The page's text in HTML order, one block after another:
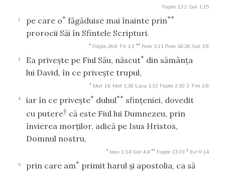
Fapte 13:2 Gal 1:15
2 pe care o* făgăduise mai înainte prin**
prorocii Săi în Sfintele Scripturi.
* Fapte 26:6 Tit 1:2 ** Rom 3:21 Rom 16:26 Gal 3:8
3 Ea priveşte pe Fiul Său, născut* din sămânţa
lui David, în ce priveşte trupul,
* Mat 1:6 Mat 1:16 Luca 1:32 Fapte 2:30 2 Tim 2:8
4 iar în ce priveşte* duhul** sfinţeniei, dovedit
cu putere† că este Fiul lui Dumnezeu, prin
învierea morţilor, adică pe Isus Hristos,
Domnul nostru,
* Ioan 1:14 Gal 4:4 ** Fapte 13:33 † Evr 9:14
5 prin care am* primit harul şi apostolia, ca să